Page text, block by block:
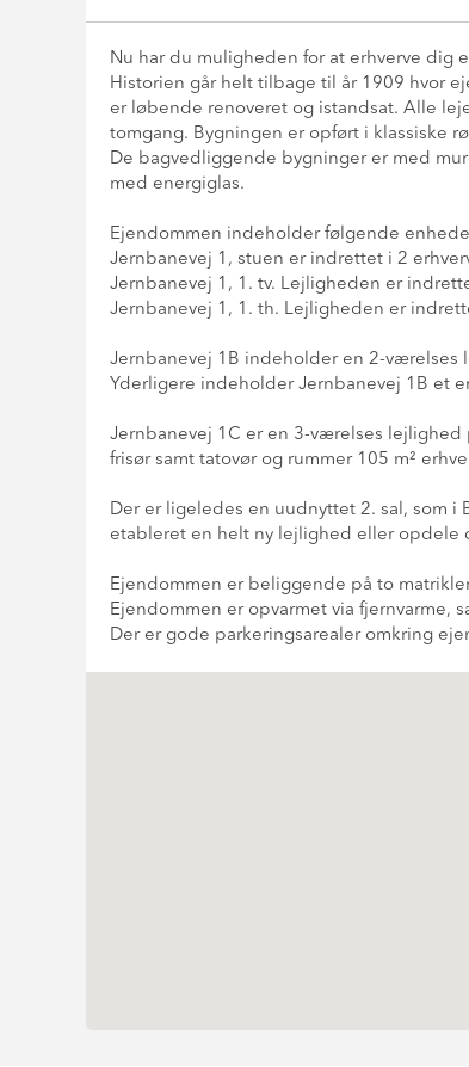
Nu har du muligheden for at erhverve dig
Historien går helt tilbage til år 1909 hvor
er løbende renoveret og istandsat. Alle
tomgang. Bygningen er opført i klassiske
De bagvedliggende bygninger er med
med energiglas.
Ejendommen indeholder følgende
Jernbanevej 1, stuen er indrettet i 2
Jernbanevej 1, 1. tv. Lejligheden er
Jernbanevej 1, 1. th. Lejligheden er
Jernbanevej 1B indeholder en 2-værelses
Yderligere indeholder Jernbanevej 1B et
Jernbanevej 1C er en 3-værelses
frisør samt tatovør og rummer 105 m²
Der er ligeledes en uudnyttet 2. sal, som i
etableret en helt ny lejlighed eller opdele
Ejendommen er beliggende på to
Ejendommen er opvarmet via fjernvarme,
Der er gode parkeringsarealer omkring